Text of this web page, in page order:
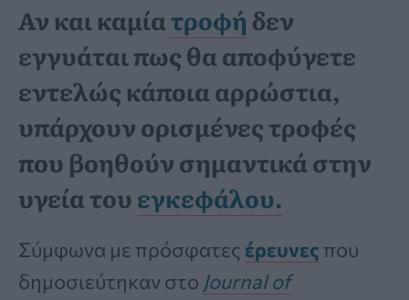
Αν και καμίατροφή δεν
εγγυάται πως θα αποφύγετε
εντελώς κάποια αρρώστια,
υπάρχουν ορισμένες τροφές
που βοηθούν σημαντικά στην
υγεία τουεγκεφάλου.
Σύμφωνα με πρόσφατες έρευνες που
δημοσιεύτηκαν στο Journal of